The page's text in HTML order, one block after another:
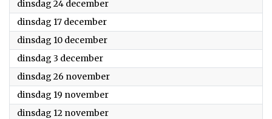
dinsdag 24 december2024
dinsdag 17 december2024
dinsdag 10 december2024
dinsdag 3 december2024
dinsdag 26 november2024
dinsdag 19 november2024
dinsdag 12 november2024